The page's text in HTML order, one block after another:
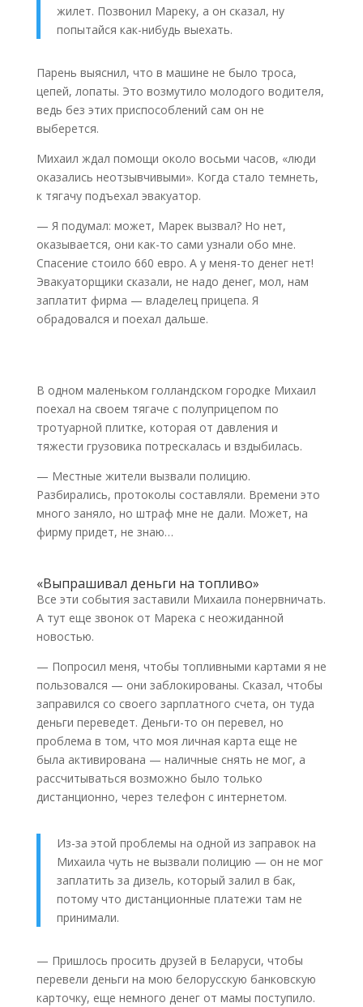
жилет. Позвонил Мареку, а он сказал, ну
попытайся как-нибудь выехать.
Парень выяснил, что в машине не было троса,
цепей, лопаты. Это возмутило молодого водителя,
ведь без этих приспособлений сам он не
выберется.
Михаил ждал помощи около восьми часов, «люди
оказались неотзывчивыми». Когда стало темнеть,
к тягачу подъехал эвакуатор.
— Я подумал: может, Марек вызвал? Но нет,
оказывается, они как-то сами узнали обо мне.
Спасение стоило 660 евро. А у меня-то денег нет!
Эвакуаторщики сказали, не надо денег, мол, нам
заплатит фирма — владелец прицепа. Я
обрадовался и поехал дальше.
В одном маленьком голландском городке Михаил
поехал на своем тягаче с полуприцепом по
тротуарной плитке, которая от давления и
тяжести грузовика потрескалась и вздыбилась.
— Местные жители вызвали полицию.
Разбирались, протоколы составляли. Времени это
много заняло, но штраф мне не дали. Может, на
фирму придет, не знаю…
«Выпрашивал деньги на топливо»
Все эти события заставили Михаила понервничать.
А тут еще звонок от Марека с неожиданной
новостью.
— Попросил меня, чтобы топливными картами я не
пользовался — они заблокированы. Сказал, чтобы
заправился со своего зарплатного счета, он туда
деньги переведет. Деньги-то он перевел, но
проблема в том, что моя личная карта еще не
была активирована — наличные снять не мог, а
рассчитываться возможно было только
дистанционно, через телефон с интернетом.
Из-за этой проблемы на одной из заправок на
Михаила чуть не вызвали полицию — он не мог
заплатить за дизель, который залил в бак,
потому что дистанционные платежи там не
принимали.
— Пришлось просить друзей в Беларуси, чтобы
перевели деньги на мою белорусскую банковскую
карточку, еще немного денег от мамы поступило.